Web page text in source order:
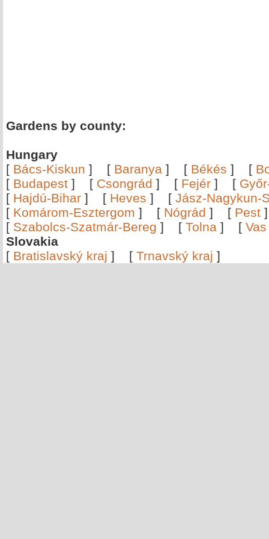
Gardens by county:
Hungary
[ Bács-Kiskun ] [ Baranya ] [ Békés ] [
[ Budapest ] [ Csongrád ] [ Fejér ] [
[ Hajdú-Bihar ] [ Heves ] [ Jász-Nagykun-
[ Komárom-Esztergom ] [ Nógrád ] [ Pest
[ Szabolcs-Szatmár-Bereg ] [ Tolna ] [ Vas
Slovakia
[ Bratislavský kraj ] [ Trnavský kraj ]